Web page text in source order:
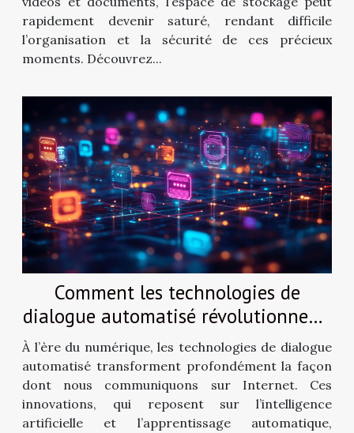
rapidement devenir saturé, rendant difficile
l’organisation et la sécurité de ces précieux
moments. Découvrez...
Comment les technologies de
dialogue automatisé révolutionnent-
elles l'interaction en ligne ?
À l’ère du numérique, les technologies de dialogue
automatisé transforment profondément la façon
dont nous communiquons sur Internet. Ces
innovations, qui reposent sur l’intelligence
artificielle et l’apprentissage automatique,